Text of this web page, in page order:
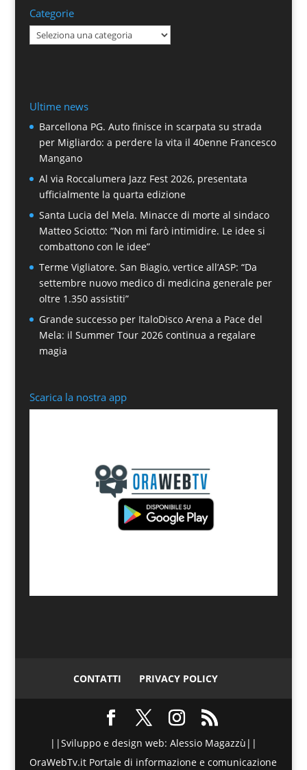
Categorie
Categorie
Ultime news
Barcellona PG. Auto finisce in scarpata su strada
per Migliardo: a perdere la vita il 40enne Francesco
Mangano
Al via Roccalumera Jazz Fest 2026, presentata
ufficialmente la quarta edizione
Santa Lucia del Mela. Minacce di morte al sindaco
Matteo Sciotto: “Non mi farò intimidire. Le idee si
combattono con le idee”
Terme Vigliatore. San Biagio, vertice all’ASP: “Da
settembre nuovo medico di medicina generale per
oltre 1.350 assistiti”
Grande successo per ItaloDisco Arena a Pace del
Mela: il Summer Tour 2026 continua a regalare
magia
Scarica la nostra app
CONTATTI PRIVACY POLICY
||Sviluppo e design web: Alessio Magazzù||
OraWebTv.it Portale di informazione e comunicazione